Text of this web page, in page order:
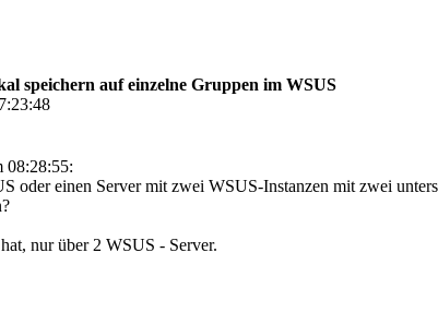
speichern auf einzelne Gruppen im WSUS
08:28:55:
oder einen Server mit zwei WSUS-Instanzen mit zwei
nur über 2 WSUS - Server.